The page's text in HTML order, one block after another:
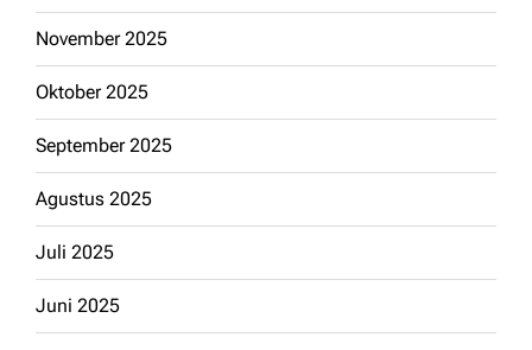
November 2025
Oktober 2025
September 2025
Agustus 2025
Juli 2025
Juni 2025